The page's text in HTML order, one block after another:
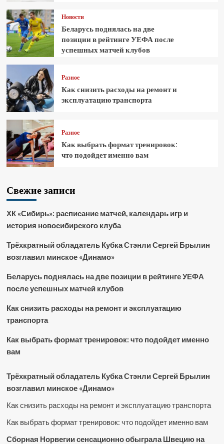
Новости
Беларусь поднялась на две
позиции в рейтинге УЕФА после
успешных матчей клубов
Разное
Как снизить расходы на ремонт и
эксплуатацию транспорта
Разное
Как выбрать формат тренировок:
что подойдет именно вам
Свежие записи
ХК «Сибирь»: расписание матчей, календарь игр и
история новосибирского клуба
Трёхкратный обладатель Кубка Стэнли Сергей Брылин
возглавил минское «Динамо»
Беларусь поднялась на две позиции в рейтинге УЕФА
после успешных матчей клубов
Как снизить расходы на ремонт и эксплуатацию
транспорта
Как выбрать формат тренировок: что подойдет именно
вам
Трёхкратный обладатель Кубка Стэнли Сергей Брылин
возглавил минское «Динамо»
Как снизить расходы на ремонт и эксплуатацию транспорта
Как выбрать формат тренировок: что подойдет именно вам
Сборная Норвегии сенсационно обыграла Швецию на